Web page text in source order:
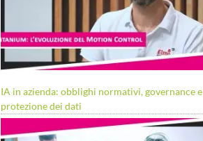
IA in azienda: obblighi normativi, governance e
protezione dei dati